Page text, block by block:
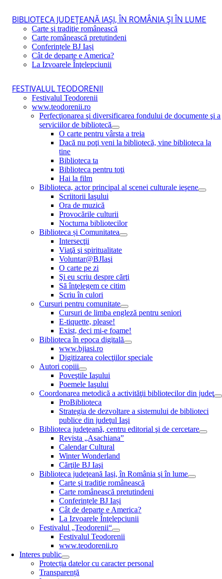
BIBLIOTECA JUDEŢEANĂ IAŞI, ÎN ROMÂNIA ŞI ÎN LUME
Carte şi tradiţie românească
Carte românească pretutindeni
Conferințele BJ Iași
Cât de departe e America?
La Izvoarele Înţelepciunii
FESTIVALUL TEODORENII
Festivalul Teodorenii
www.teodorenii.ro
Perfecţionarea şi diversificarea fondului de documente şi a
serviciilor de bibliotecă
O carte pentru vârsta a treia
Dacă nu poţi veni la bibliotecă, vine biblioteca la
tine
Biblioteca ta
Biblioteca pentru toţi
Hai la film
Biblioteca, actor principal al scenei culturale ieşene
Scriitorii Iaşului
Ora de muzică
Provocările culturii
Nocturna bibliotecilor
Biblioteca și Comunitatea
Intersecţii
Viaţă şi spiritualitate
Voluntar@BJIaşi
O carte pe zi
Şi eu scriu despre cărţi
Să înţelegem ce citim
Scriu în culori
Cursuri pentru comunitate
Cursuri de limba engleză pentru seniori
E-tiquette, please!
Exist, deci mi-e foame!
Biblioteca în epoca digitală
www.bjiasi.ro
Digitizarea colecţiilor speciale
Autori copiii
Poveştile Iaşului
Poemele Iaşului
Coordonarea metodică a activităţii bibliotecilor din judeţ
ProBiblioteca
Strategia de dezvoltare a sistemului de biblioteci
publice din judeţul Iaşi
Biblioteca judeţeană, centru editorial şi de cercetare
Revista „Asachiana”
Calendar Cultural
Winter Wonderland
Cărţile BJ Iaşi
Biblioteca judeţeană Iaşi, în România şi în lume
Carte şi tradiţie românească
Carte românească pretutindeni
Conferințele BJ Iași
Cât de departe e America?
La Izvoarele Înţelepciunii
Festivalul „Teodorenii“
Festivalul Teodorenii
www.teodorenii.ro
Interes public
Protecția datelor cu caracter personal
Transparență